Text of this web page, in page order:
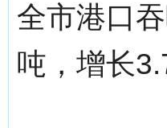
全市港口
吨，增长